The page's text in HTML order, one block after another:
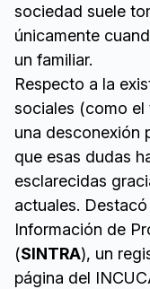
sociedad suele
únicamente
un familiar.
Respecto a la
sociales (como
una desconexión
que esas dudas
esclarecidas
actuales.
Información de
(SINTRA), un
página del